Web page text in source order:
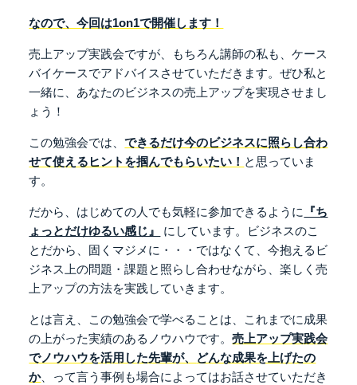
なので、今回は1on1で開催します！
売上アップ実践会ですが、もちろん講師の私も、ケース
バイケースでアドバイスさせていただきます。ぜひ私と
一緒に、 あなたのビジネスの売上アップを実現させまし
ょう！
この勉強会では、できるだけ今のビジネスに照らし合わ
せて使えるヒントを掴んでもらいたい！ と思っていま
す。
だから、はじめての人でも気軽に参加できるように
『ち
ょっとだけゆるい感じ』
にしています。 ビジネスのこ
とだから、固くマジメに・・・ではなくて、今抱えるビ
ジネス上の問題・課題と照らし合わせながら、楽しく売
上アップの方法を実践していきます。
とは言え、この勉強会で学べることは、 これまでに成果
の上がった実績のあるノウハウです。売上アップ実践会
でノウハウを活用した先輩が、 どんな成果を上げたの
か、って言う事例も場合によってはお話させていただき